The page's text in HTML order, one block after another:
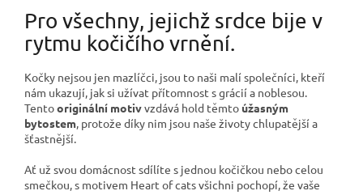
Pro všechny, jejichž srdce bije v
rytmu kočičího vrnění.
Kočky nejsou jen mazlíčci, jsou to naši malí společníci, kteří
nám ukazují, jak si užívat přítomnost s grácií a noblesou.
Tentooriginální motivvzdává hold těmto úžasným
bytostem, protože díky nim jsou naše životy chlupatější a
šťastnější.
Ať už svou domácnost sdílíte s jednou kočičkou nebo celou
smečkou, s motivem Heart of cats všichni pochopí, že vaše